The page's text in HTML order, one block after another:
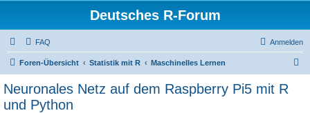
Deutsches R-Forum
FAQ Anmelden
Foren-Übersicht Statistik mit R Maschinelles Lernen
Neuronales Netz auf dem Raspberry Pi5 mit R
und Python